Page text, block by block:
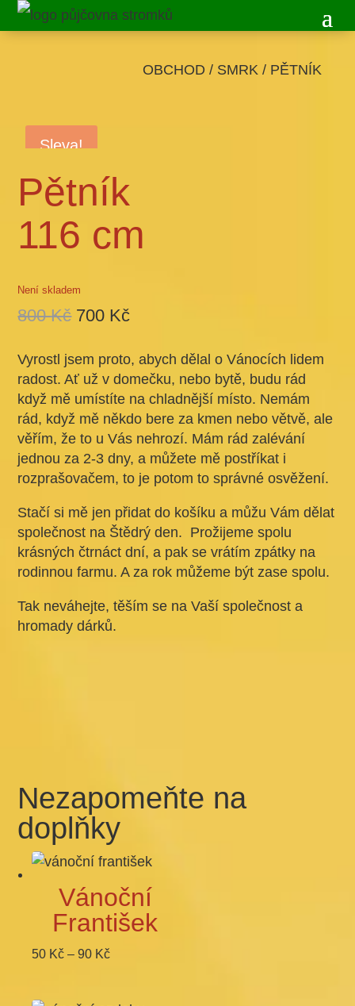
OBCHOD / SMRK/ PĚTNÍK
Sleva!
Pětník
116 cm
Není skladem
800Kč Původní
byla:
800 Kč.
700 KčAktuální
je:
700 Kč.
Vyrostl jsem proto, abych dělal o Vánocích lidem
radost. Ať už v domečku, nebo bytě, budu rád
když mě umístíte na chladnější místo. Nemám
rád, když mě někdo bere za kmen nebo větvě, ale
věřím, že to u Vás nehrozí. Mám rád zalévání
jednou za 2-3 dny, a můžete mě postříkat i
rozprašovačem, to je potom to správné osvěžení.
Stačí si mě jen přidat do košíku a můžu Vám dělat
společnost na Štědrý den. Prožijeme spolu
krásných čtrnáct dní, a pak se vrátím zpátky na
rodinnou farmu. A za rok můžeme být zase spolu.
Tak neváhejte, těším se na Vaší společnost a
hromady dárků.
Nezapomeňte na
doplňky
Vánoční
František
50 Kč – 90 KčRozpětí